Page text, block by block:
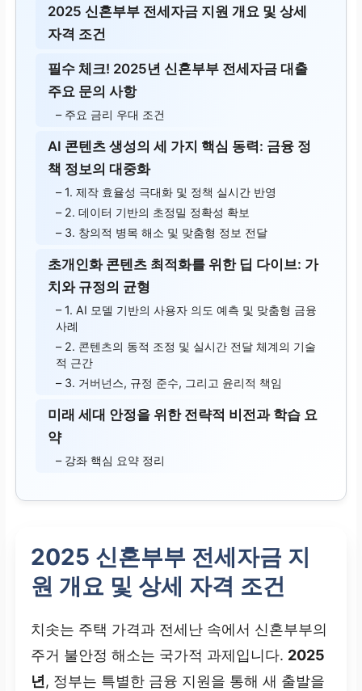
2025 신혼부부 전세자금 지원 개요 및 상세
자격 조건
필수 체크! 2025년 신혼부부 전세자금 대출
주요 문의 사항
– 주요 금리 우대 조건
AI 콘텐츠 생성의 세 가지 핵심 동력: 금융 정
책 정보의 대중화
– 1. 제작 효율성 극대화 및 정책 실시간 반영
– 2. 데이터 기반의 초정밀 정확성 확보
– 3. 창의적 병목 해소 및 맞춤형 정보 전달
초개인화 콘텐츠 최적화를 위한 딥 다이브: 가
치와 규정의 균형
– 1. AI 모델 기반의 사용자 의도 예측 및 맞춤형 금융
사례
– 2. 콘텐츠의 동적 조정 및 실시간 전달 체계의 기술
적 근간
– 3. 거버넌스, 규정 준수, 그리고 윤리적 책임
미래 세대 안정을 위한 전략적 비전과 학습 요
약
– 강좌 핵심 요약 정리
2025 신혼부부 전세자금 지
원 개요 및 상세 자격 조건
치솟는 주택 가격과 전세난 속에서 신혼부부의
주거 불안정 해소는 국가적 과제입니다. 2025
년 , 정부는 특별한 금융 지원을 통해 새 출발을